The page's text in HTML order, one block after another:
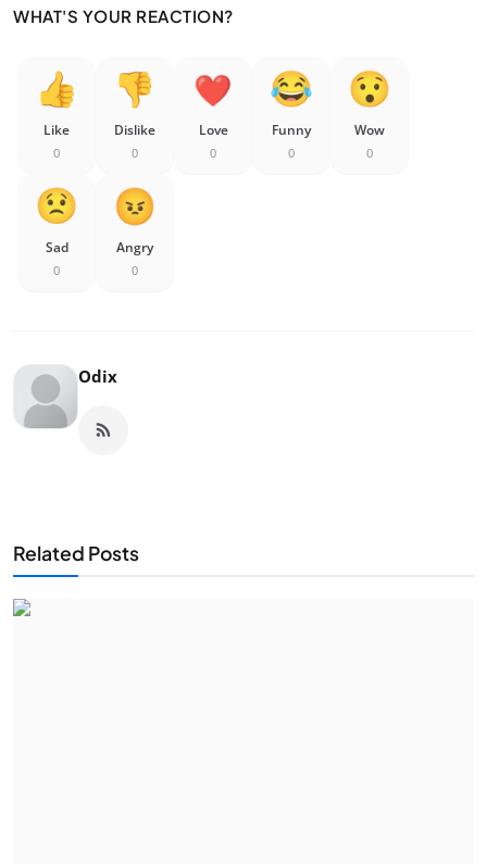
WHAT'S YOUR REACTION?
Like
0
Dislike
0
Love
0
Funny
0
Wow
0
Sad
0
Angry
0
Odix
Related Posts